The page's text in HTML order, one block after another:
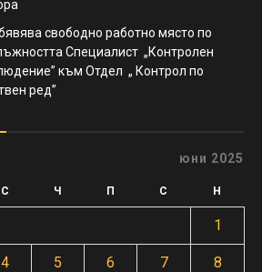
свободно работно място по
Специалист „Контролен
към Отдел „ Контрол по
ред”
юни 2025
С Ч П С Н
1
4 5 6 7 8